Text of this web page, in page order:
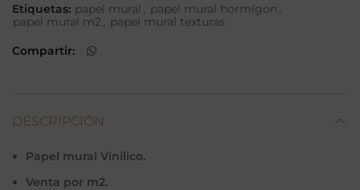
Etiquetas: papel mural , papel mural hormigon ,
papel mural m2 , papel mural texturas
Compartir
DESCRIPCIÓN
Papel mural Vinílico.
Venta por m2.